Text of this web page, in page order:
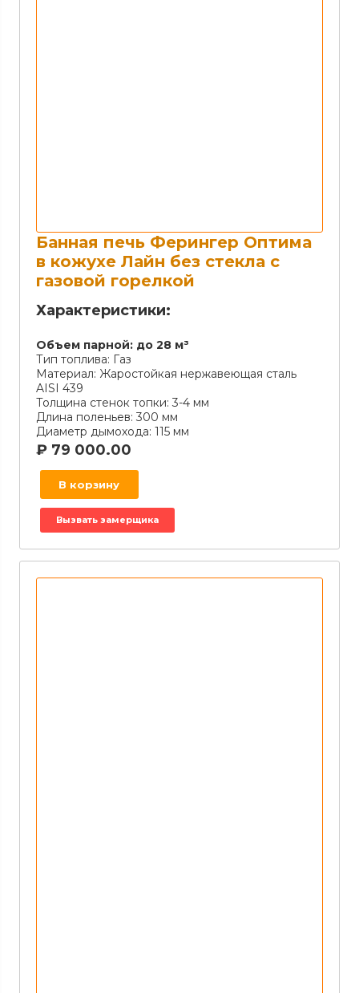
Банная печь Ферингер Оптима
в кожухе Лайн без стекла с
газовой горелкой
Характеристики:
Объем парной: до 28 м³
Тип топлива: Газ
Материал: Жаростойкая нержавеющая сталь
AISI 439
Толщина стенок топки: 3-4 мм
Длина поленьев: 300 мм
Диаметр дымохода: 115 мм
₽ 79 000.00
В корзину
Вызвать замерщика